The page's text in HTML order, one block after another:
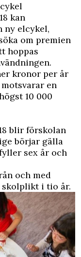
kan
ny elcykel,
om premien
hoppas
kronor per år
en
10 000
blir förskolan
börjar gälla
sex år och
och med
skolplikt i tio år.